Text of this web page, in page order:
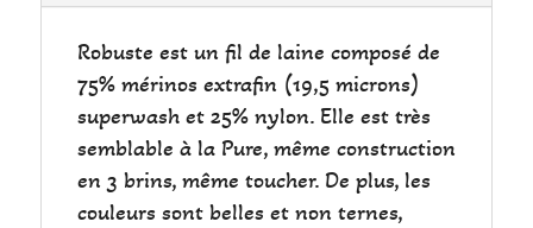
Robuste est un fil de laine composé de
75% mérinos extrafin (19,5 microns)
superwash et 25% nylon. Elle est très
semblable à la Pure, même construction
en 3 brins, même toucher. De plus, les
couleurs sont belles et non ternes,